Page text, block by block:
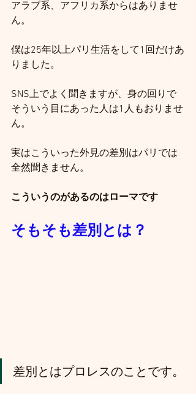
アラブ系、アフリカ系からはありませ
ん。
僕は25年以上パリ生活をして1回だけあ
りました。
SNS上でよく聞きますが、身の回りで
そういう目にあった人は1人もおりませ
ん。
実はこういった外見の差別はパリでは
全然聞きません。
こういうのがあるのはローマです
そもそも差別とは？
差別とはプロレスのことです。